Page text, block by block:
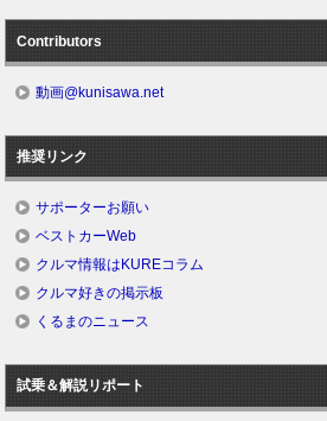
Contributors
動画@kunisawa.net
推奨リンク
サポーターお願い
ベストカーWeb
クルマ情報はKUREコラム
クルマ好きの掲示板
くるまのニュース
試乗＆解説リポート